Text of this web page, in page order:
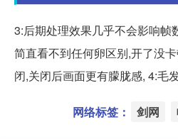
3:后期处理效果几乎不会影响帧
简直看不到任何卵区别,开了没
闭,关闭后画面更有朦胧感, 4:毛
网络标签： 剑网